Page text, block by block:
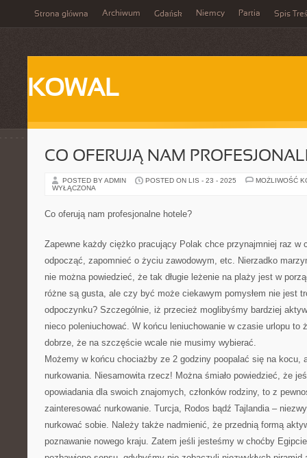
Strona główna Archiwum Gdańsk Niemcy Partia Spis
KOWAL
CO OFERUJĄ NAM
POSTED BY ADMIN POSTED ON LIS - 23 - 2025
MOŻLIWOŚĆ
WYŁĄCZONA
Co oferują nam profesjonalne hotele?
Zapewne każdy ciężko pracujący Polak chce przynajmniej raz w
odpocząć, zapomnieć o życiu zawodowym, etc. Nierzadko
nie można powiedzieć, że tak długie leżenie na plaży jest w
różne są gusta, ale czy być może ciekawym pomysłem nie jest
odpoczynku? Szczególnie, iż przecież moglibyśmy bardziej
nieco poleniuchować. W końcu leniuchowanie w czasie urlopu to
dobrze, że na szczęście wcale nie musimy wybierać.
Możemy w końcu chociażby ze 2 godziny poopalać się na kocu,
nurkowania. Niesamowita rzecz! Można śmiało powiedzieć, że
opowiadania dla swoich znajomych, członków rodziny, to z
zainteresować nurkowanie. Turcja, Rodos bądź Tajlandia –
nurkować sobie. Należy także nadmienić, że przednią formą
poznawanie nowego kraju. Zatem jeśli jesteśmy w choćby